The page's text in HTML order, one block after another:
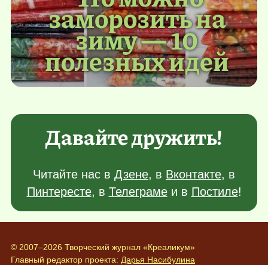
заморозить на
зиму — 10
полезных идей
Давайте дружить!
Читайте нас в Дзене, в Вконтакте, в
Пинтересте, в Телеграмеи в Постиле!
© 2007–2026 Творческий журнал «Креаликум»
Главный редактор проекта: Дарья Насибулина